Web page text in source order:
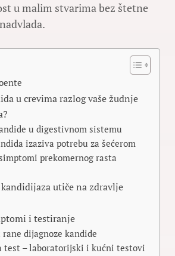
u malim stvarima bez štetne
u crevima razlog vaše žudnje
u digestivnom sistemu
izaziva potrebu za šećerom
prekomernog rasta
kandidijaza utiče na zdravlje
i testiranje
rane dijagnoze kandide
test – laboratorijski i kućni testovi